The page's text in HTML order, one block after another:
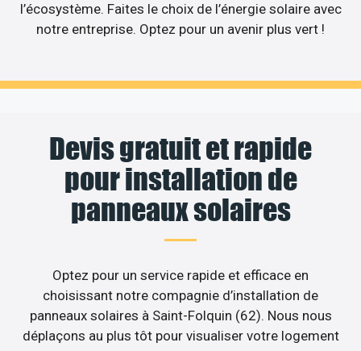
l’écosystème. Faites le choix de l’énergie solaire avec
notre entreprise. Optez pour un avenir plus vert !
Devis gratuit et rapide
pour installation de
panneaux solaires
Optez pour un service rapide et efficace en
choisissant notre compagnie d’installation de
panneaux solaires à Saint-Folquin (62). Nous nous
déplaçons au plus tôt pour visualiser votre logement